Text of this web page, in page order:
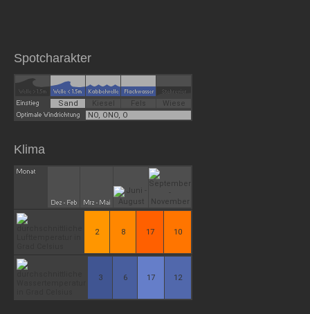
Spotcharakter
Sand Kiesel Fels
Wiese
NO, ONO, O
Klima
2 8 17 10
3 6 17 12